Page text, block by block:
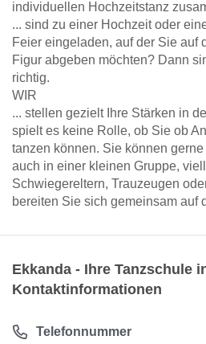
individuellen Hochzeitstanz
... sind zu einer Hochzeit oder
Feier eingeladen, auf der Sie auf
Figur abgeben möchten? Dann
richtig.
WIR
... stellen gezielt Ihre Stärken in
spielt es keine Rolle, ob Sie ob
tanzen können. Sie können
auch in einer kleinen Gruppe,
Schwiegereltern, Trauzeugen
bereiten Sie sich gemeinsam auf
Ekkanda - Ihre Tanzschule
Kontaktinformationen
Telefonnummer